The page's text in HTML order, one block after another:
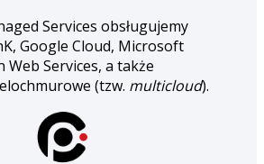
Services obsługujemy
Google Cloud, Microsoft
Web Services, a także
(tzw. multicloud).